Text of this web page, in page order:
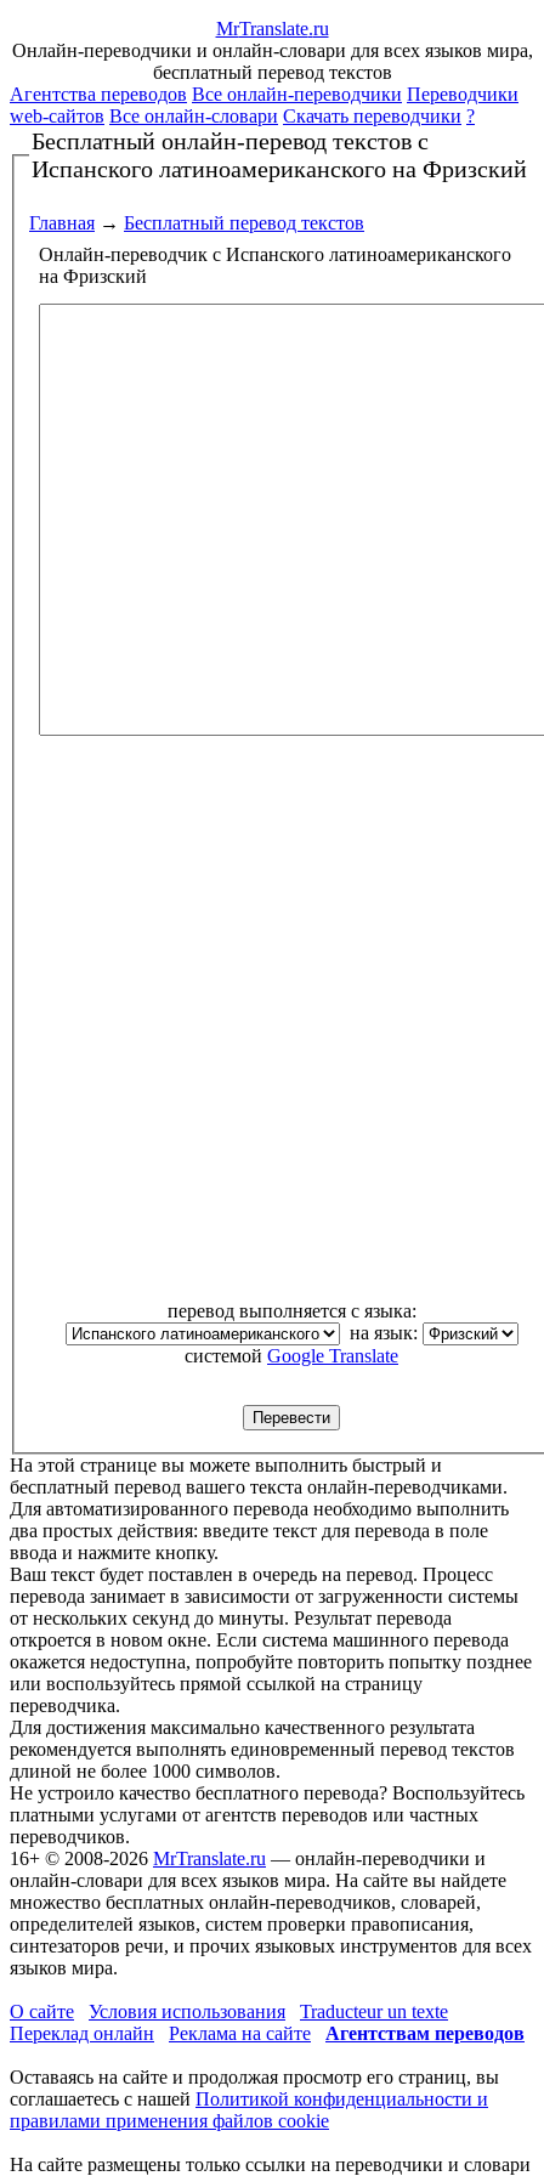
MrTranslate.ru
Онлайн-переводчики и онлайн-словари для всех языков мира,
бесплатный перевод текстов
Агентства переводов Все онлайн-переводчики Переводчики
web-сайтов Все онлайн-словари Скачать переводчики ?
Бесплатный онлайн-перевод текстов с
Испанского латиноамериканского на Фризский
Главная → Бесплатный перевод текстов
Онлайн-переводчик с Испанского латиноамериканского
на Фризский
на язык:
системой Google Translate
На этой странице вы можете выполнить быстрый и
бесплатный перевод вашего текста онлайн-переводчиками.
Для автоматизированного перевода необходимо выполнить
два простых действия: введите текст для перевода в поле
ввода и нажмите кнопку.
Ваш текст будет поставлен в очередь на перевод. Процесс
перевода занимает в зависимости от загруженности системы
от нескольких секунд до минуты. Результат перевода
откроется в новом окне. Если система машинного перевода
окажется недоступна, попробуйте повторить попытку позднее
или воспользуйтесь прямой ссылкой на страницу
переводчика.
Для достижения максимально качественного результата
рекомендуется выполнять единовременный перевод текстов
длиной не более 1000 символов.
Не устроило качество бесплатного перевода? Воспользуйтесь
платными услугами от агентств переводов или частных
переводчиков.
16+ © 2008-2026 MrTranslate.ru — онлайн-переводчики и
онлайн-словари для всех языков мира. На сайте вы найдете
множество бесплатных онлайн-переводчиков, словарей,
определителей языков, систем проверки правописания,
синтезаторов речи, и прочих языковых инструментов для всех
языков мира.
О сайте Условия использования
Traducteur un texte
Переклад онлайн
Реклама на сайте Агентствам переводов
Оставаясь на сайте и продолжая просмотр его страниц, вы
соглашаетесь с нашей Политикой конфиденциальности и
правилами применения файлов cookie
На сайте размещены только ссылки на переводчики и словари